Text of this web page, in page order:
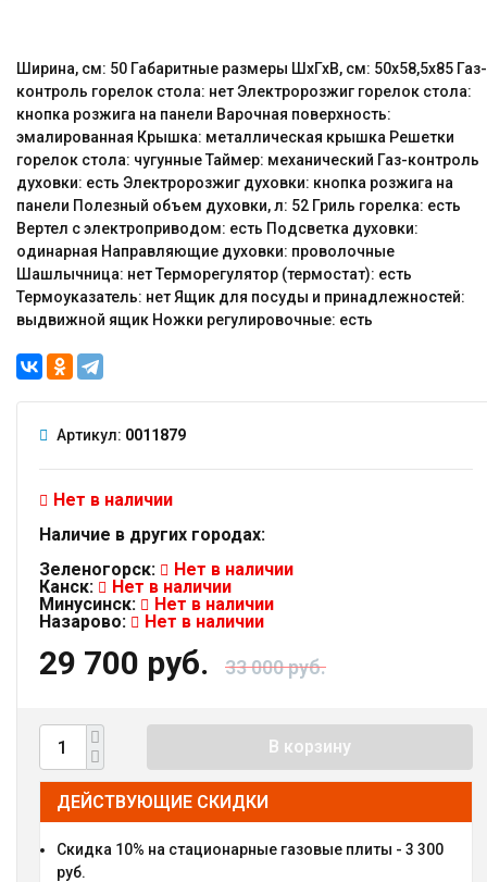
Ширина, см: 50 Габаритные размеры ШхГхВ, см: 50x58,5x85 Газ-
контроль горелок стола: нет Электророзжиг горелок стола:
кнопка розжига на панели Варочная поверхность:
эмалированная Крышка: металлическая крышка Решетки
горелок стола: чугунные Таймер: механический Газ-контроль
духовки: есть Электророзжиг духовки: кнопка розжига на
панели Полезный объем духовки, л: 52 Гриль горелка: есть
Вертел с электроприводом: есть Подсветка духовки:
одинарная Направляющие духовки: проволочные
Шашлычница: нет Терморегулятор (термостат): есть
Термоуказатель: нет Ящик для посуды и принадлежностей:
выдвижной ящик Ножки регулировочные: есть
Артикул: 0011879
Нет в наличии
Наличие в других городах:
Зеленогорск:
Нет в наличии
Канск:
Нет в наличии
Минусинск:
Нет в наличии
Назарово:
Нет в наличии
29 700 руб. 33 000 руб.
В корзину
ДЕЙСТВУЮЩИЕ СКИДКИ
Скидка 10% на стационарные газовые плиты - 3 300
руб.